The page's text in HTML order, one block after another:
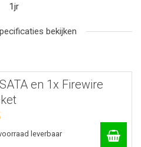
1jr
bekijken
en 1x Firewire
leverbaar